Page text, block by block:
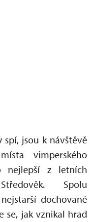
spí, jsou k návštěvě
vimperského
nejlepší z letních
Spolu
dochované
se, jak vznikal hrad